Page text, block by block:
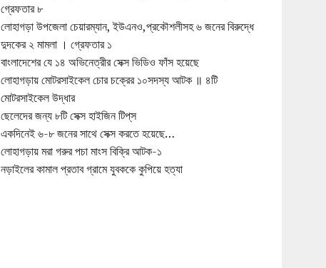
গ্রেফতার ৮
লোহাগড়া উপজেলা চেয়ারম্যান, ইউএনও,প্রকৌশলীসহ ৬ জনের বিরুদ্ধে
দুদকের ২ মামলা । গ্রেফতার ১
বাংলাদেশের যে ১৪ অভিনেত্রীর সেক্স ভিডিও ফাঁস হয়েছে
লোহাগড়ায় মোটরসাইকেল চোর চক্রের ১০সদস্য আটক ॥ ৪টি
মোটরসাইকেল উদ্ধার
ছেলেদের জন্য ৮টি সেক্স হাইজিন টিপ্‌স
একদিনেই ৬-৮ জনের সাথে সেক্স করতে হয়েছে…
লোহাগড়ায় মরা গরুর পচা মাংস বিক্রি আটক-১
নড়াইলের কামাল প্রতাব গ্রামে যুবককে কুপিয়ে হত্যা